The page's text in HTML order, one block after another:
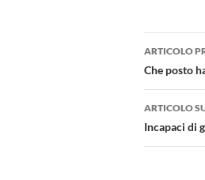
ARTICOLO
Che posto
ARTICOLO
Incapaci di